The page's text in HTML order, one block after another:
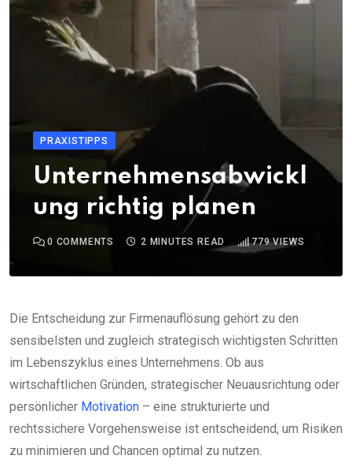
PRAXISTIPPS
Unternehmensabwickl
ung richtig planen
0 COMMENTS 2 MINUTES READ 779VIEWS
Die Entscheidung zur Firmenauflösung gehört zu den
sensibelsten und zugleich strategisch wichtigsten Schritten
im Lebenszyklus eines Unternehmens. Ob aus
wirtschaftlichen Gründen, strategischer Neuausrichtung oder
persönlicher Motivation – eine strukturierte und
rechtssichere Vorgehensweise ist entscheidend, um Risiken
zu minimieren und Chancen optimal zu nutzen.